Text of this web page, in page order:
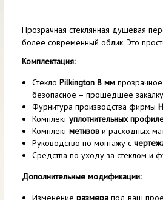
Прозрачная стеклянная душевая
более современный облик. Это
Комплектация:
Стекло Pilkington 8 мм
безопасное – прошедшее
Фурнитура производства фирмы
Комплектуплотнительных
Комплектметизов и расходных
Руководство по монтажу с
Средства по уходу за стеклом и
Дополнительные модификации:
Изменение размера под ваш